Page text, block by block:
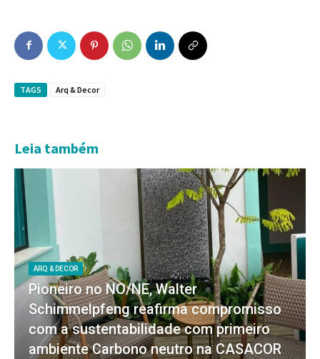
TAGS Arq & Decor
Leia também
ARQ & DECOR
Pioneiro no NO/NE, Walter
Schimmelpfeng reafirma compromisso
com a sustentabilidade com primeiro
ambiente Carbono neutro na CASACOR